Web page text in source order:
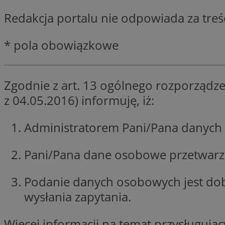
Redakcja portalu nie odpowiada za
* pola obowiązkowe
Zgodnie z art. 13 ogólnego
z 04.05.2016) informuję, iż:
Administratorem Pani/Pana
Pani/Pana dane osobowe
Podanie danych osobowych jest
wysłania zapytania.
QeSessID
suid
euds